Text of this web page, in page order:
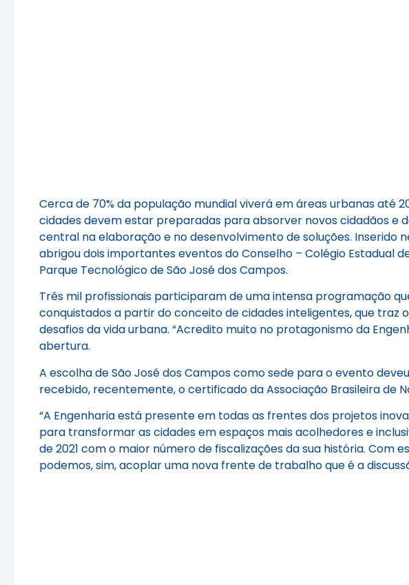
Cerca de 70% da população mundial viverá em áreas urbanas até
cidades devem estar preparadas para absorver novos cidadãos e
central na elaboração e no desenvolvimento de soluções. Inserido
abrigou dois importantes eventos do Conselho – Colégio Estadual
Parque Tecnológico de São José dos Campos.
Três mil profissionais participaram de uma intensa programação
conquistados a partir do conceito de cidades inteligentes, que traz
desafios da vida urbana. “Acredito muito no protagonismo da
abertura.
A escolha de São José dos Campos como sede para o evento
recebido, recentemente, o certificado da Associação Brasileira de
“A Engenharia está presente em todas as frentes dos projetos
para transformar as cidades em espaços mais acolhedores e
de 2021 com o maior número de fiscalizações da sua história.
podemos, sim, acoplar uma nova frente de trabalho que é a